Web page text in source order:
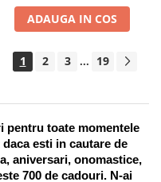
ADAUGA IN COS
1 2 3 ... 19
pentru toate momentele
esti in cautare de
aniversari, onomastice,
700 de cadouri. N-ai